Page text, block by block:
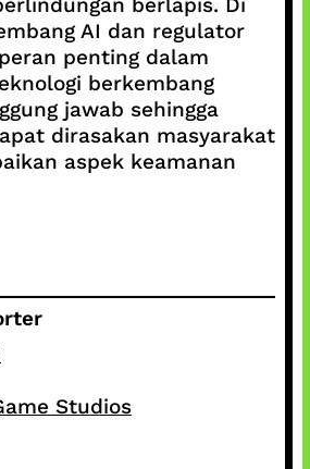
AI dan regulator
penting dalam
berkembang
jawab sehingga
dirasakan masyarakat
aspek keamanan
Studios